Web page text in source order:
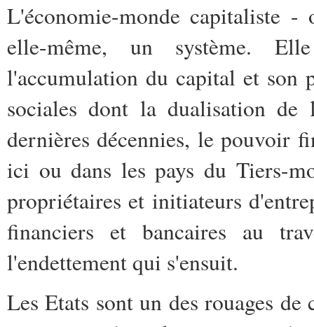
L'économie-monde capitaliste
elle-même, un système.
l'accumulation du capital et son
sociales dont la dualisation
dernières décennies, le pouvoir
ici ou dans les pays du Tiers-
propriétaires et initiateurs
financiers et bancaires au
l'endettement qui s'ensuit.
Les Etats sont un des rouages